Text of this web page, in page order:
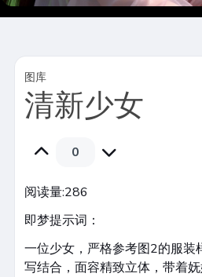
图库
清新少女
0
阅读量:286
即梦提示词：
一位少女，严格参考图2的服
写结合，面容精致立体，带着